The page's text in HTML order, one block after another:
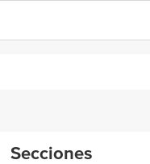
Secciones